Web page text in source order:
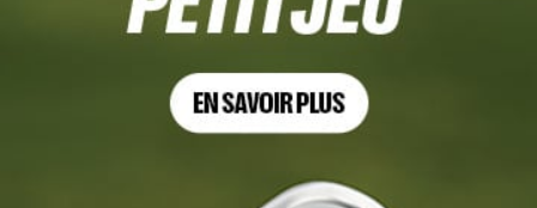
Le pari surprise de J.J. Spaun à deux semaines de l’U.S.